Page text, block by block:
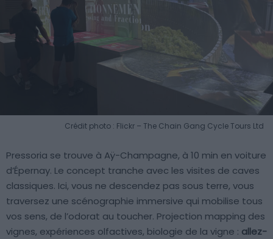
Crédit photo : Flickr – The Chain Gang Cycle Tours Ltd
Pressoria se trouve à Aÿ-Champagne, à 10 min en voiture
d’Épernay. Le concept tranche avec les visites de caves
classiques. Ici, vous ne descendez pas sous terre, vous
traversez une scénographie immersive qui mobilise tous
vos sens, de l’odorat au toucher. Projection mapping des
vignes, expériences olfactives, biologie de la vigne : allez-